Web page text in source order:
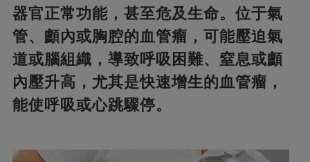
器官正常功能，甚至危及生命。位于氣
管、顱內或胸腔的血管瘤，可能壓迫氣
道或腦組織，導致呼吸困難、窒息或顱
內壓升高，尤其是快速增生的血管瘤，
能使呼吸或心跳驟停。